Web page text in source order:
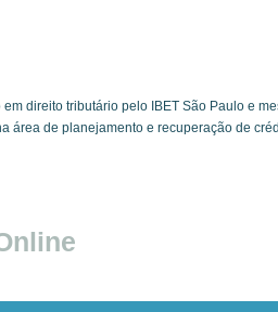
direito tributário pelo IBET São Paulo e
de planejamento e recuperação de